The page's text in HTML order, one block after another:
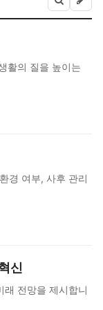
활의 질을 높이는
경 여부, 사후 관리
신
전망을 제시합니